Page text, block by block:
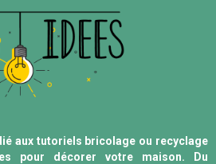
aux tutoriels bricolage ou recyclage
pour décorer votre maison. Du